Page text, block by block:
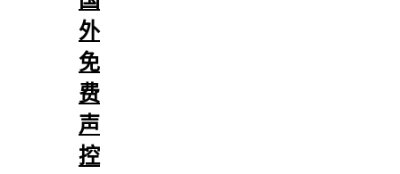
外
免
费
声
控